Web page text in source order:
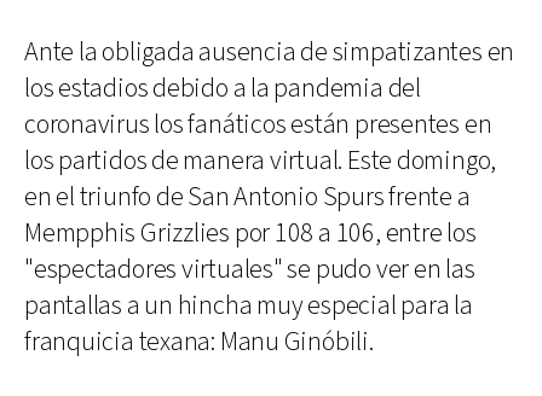
Ante la obligada ausencia de simpatizantes en
los estadios debido a la pandemia del
coronavirus los fanáticos están presentes en
los partidos de manera virtual. Este domingo,
en el triunfo de San Antonio Spurs frente a
Mempphis Grizzlies por 108 a 106, entre los
"espectadores virtuales" se pudo ver en las
pantallas a un hincha muy especial para la
franquicia texana: Manu Ginóbili.